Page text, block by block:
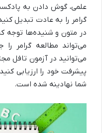
علمی، گوش دادن به
گرامر را به عادت تبدیل
در متون و شنیده‌ها توجه
می‌تواند مطالعه گرامر را
می‌توانید در آزمون تافل
پیشرفت خود را ارزیابی
شما نهادینه شده است.